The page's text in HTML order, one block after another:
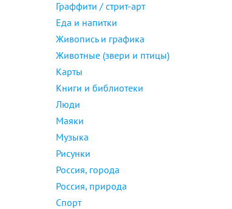
Граффити / стрит-арт
Еда и напитки
Живопись и графика
Животные (звери и птицы)
Карты
Книги и библиотеки
Люди
Маяки
Музыка
Рисунки
Россия, города
Россия, природа
Спорт